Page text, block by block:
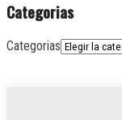
Categorias
Categorias